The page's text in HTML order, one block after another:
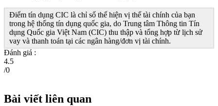
Điểm tín dụng CIC là chỉ số thể hiện vị thế tài chính của bạn
trong hệ thống tín dụng quốc gia, do Trung tâm Thông tin Tín
dụng Quốc gia Việt Nam (CIC) thu thập và tổng hợp từ lịch sử
vay và thanh toán tại các ngân hàng/đơn vị tài chính.
Đánh giá :
4.5
/0
Bài viết liên quan